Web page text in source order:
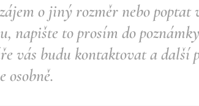
o jiný rozměr nebo poptat
napište to prosím do
vás budu kontaktovat a další
osobně.